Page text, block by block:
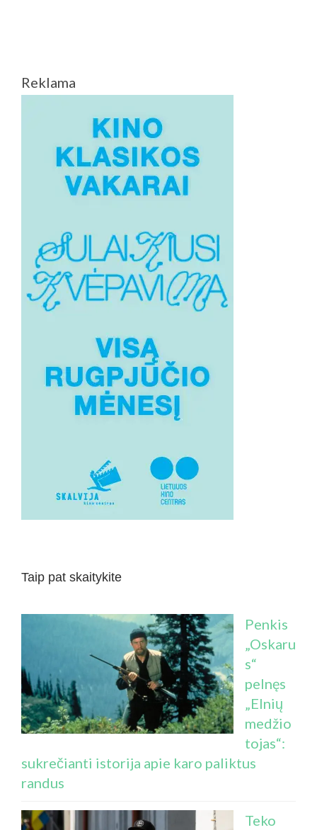
Reklama
Taip pat skaitykite
Penkis
„Oskaru
s“
pelnęs
„Elnių
medžio
tojas“:
sukrečianti istorija apie karo paliktus
randus
Teko